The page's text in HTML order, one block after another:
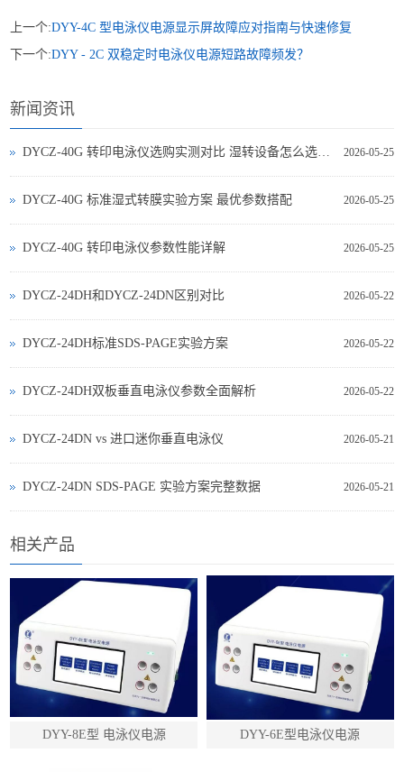
上一个:DYY-4C 型电泳仪电源显示屏故障应对指南与快速修复
下一个:DYY - 2C 双稳定时电泳仪电源短路故障频发？
新闻资讯
2026-05-25
DYCZ-40G 转印电泳仪选购实测对比 湿转设备怎么选不踩坑
2026-05-25
DYCZ-40G 标准湿式转膜实验方案 最优参数搭配
2026-05-25
DYCZ-40G 转印电泳仪参数性能详解
2026-05-22
DYCZ-24DH和DYCZ-24DN区别对比
2026-05-22
DYCZ-24DH标准SDS-PAGE实验方案
2026-05-22
DYCZ-24DH双板垂直电泳仪参数全面解析
2026-05-21
DYCZ‑24DN vs 进口迷你垂直电泳仪
2026-05-21
DYCZ‑24DN SDS‑PAGE 实验方案完整数据
相关产品
DYY-8E型 电泳仪电源 DYY-6E型电泳仪电源